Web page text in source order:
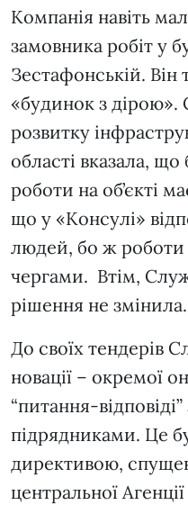
Компанія навіть
замовника робіт у
Зестафонській.
«будинок з дірою».
розвитку
області вказала, що
роботи на об’єкті
що у «Консулі»
людей, бо ж роботи
чергами. Втім,
рішення не змінила.
До своїх тендерів
новації – окремої
“питання-
підрядниками. Це
директивою,
центральної